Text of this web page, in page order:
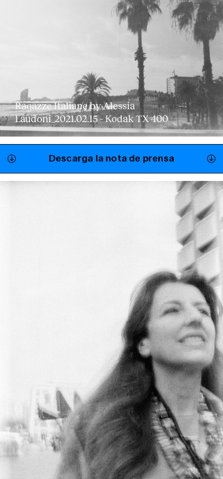
Ragazze Italiane by Alessia
Laudoni_2021.02.15 - Kodak TX 400
Descarga la nota de prensa